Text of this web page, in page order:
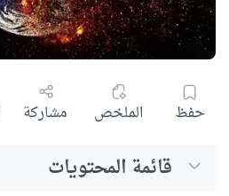
حفظ الملخص مشاركة
قائمة المحتويات